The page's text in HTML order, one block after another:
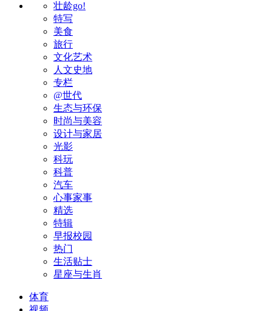
壮龄go!
特写
美食
旅行
文化艺术
人文史地
专栏
@世代
生态与环保
时尚与美容
设计与家居
光影
科玩
科普
汽车
心事家事
精选
特辑
早报校园
热门
生活贴士
星座与生肖
体育